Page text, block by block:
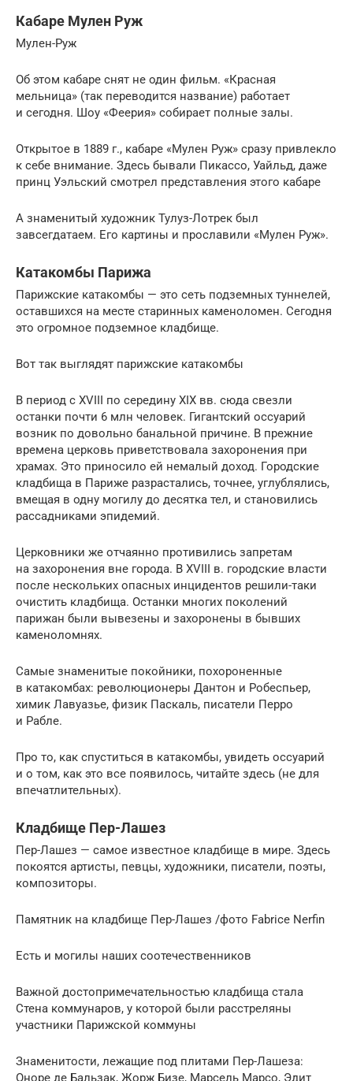
Кабаре Мулен Руж
Мулен-Руж
Об этом кабаре снят не один фильм. «Красная
мельница» (так переводится название) работает
и сегодня. Шоу «Феерия» собирает полные залы.
Открытое в 1889 г., кабаре «Мулен Руж» сразу привлекло
к себе внимание. Здесь бывали Пикассо, Уайльд, даже
принц Уэльский смотрел представления этого кабаре
А знаменитый художник Тулуз-Лотрек был
завсегдатаем. Его картины и прославили «Мулен Руж».
Катакомбы Парижа
Парижские катакомбы — это сеть подземных туннелей,
оставшихся на месте старинных каменоломен. Сегодня
это огромное подземное кладбище.
Вот так выглядят парижские катакомбы
В период с XVIII по середину XIX вв. сюда свезли
останки почти 6 млн человек. Гигантский оссуарий
возник по довольно банальной причине. В прежние
времена церковь приветствовала захоронения при
храмах. Это приносило ей немалый доход. Городские
кладбища в Париже разрастались, точнее, углублялись,
вмещая в одну могилу до десятка тел, и становились
рассадниками эпидемий.
Церковники же отчаянно противились запретам
на захоронения вне города. В XVIII в. городские власти
после нескольких опасных инцидентов решили-таки
очистить кладбища. Останки многих поколений
парижан были вывезены и захоронены в бывших
каменоломнях.
Самые знаменитые покойники, похороненные
в катакомбах: революционеры Дантон и Робеспьер,
химик Лавуазье, физик Паскаль, писатели Перро
и Рабле.
Про то, как спуститься в катакомбы, увидеть оссуарий
и о том, как это все появилось, читайте здесь (не для
впечатлительных).
Кладбище Пер-Лашез
Пер-Лашез — самое известное кладбище в мире. Здесь
покоятся артисты, певцы, художники, писатели, поэты,
композиторы.
Памятник на кладбище Пер-Лашез /фото Fabrice Nerfin
Есть и могилы наших соотечественников
Важной достопримечательностью кладбища стала
Стена коммунаров, у которой были расстреляны
участники Парижской коммуны
Знаменитости, лежащие под плитами Пер-Лашеза:
Оноре де Бальзак, Жорж Бизе, Марсель Марсо, Эдит